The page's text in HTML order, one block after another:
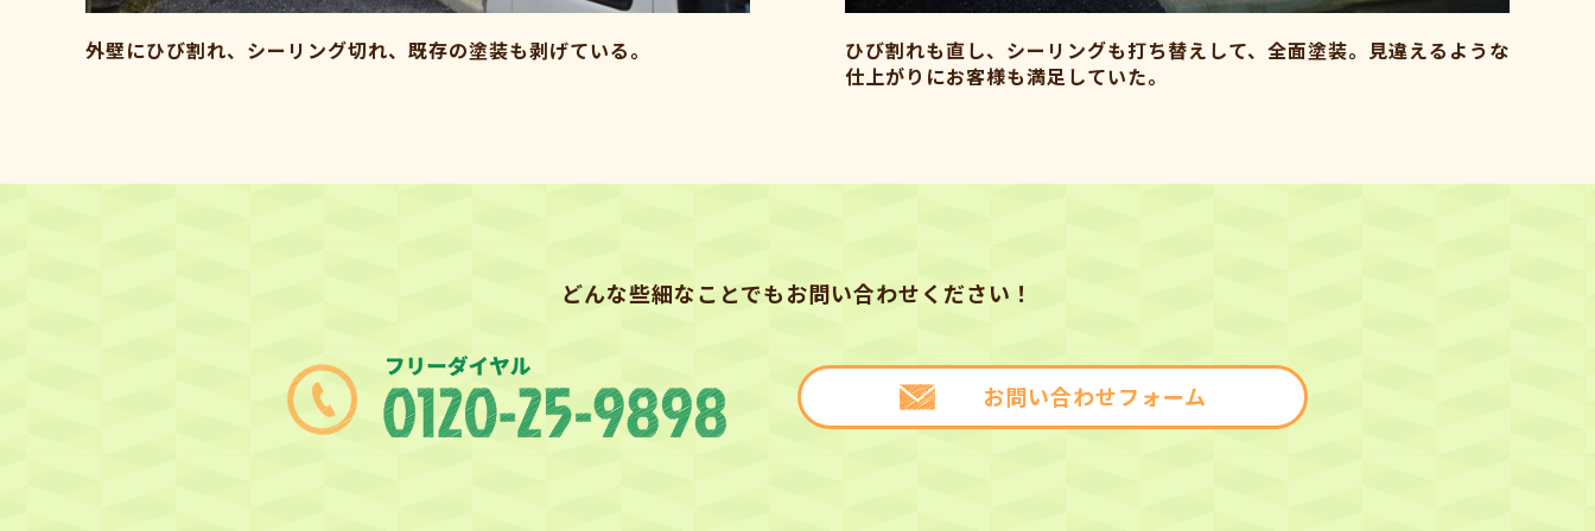
外壁にひび割れ、シーリング切れ、既存の塗装も剥げている。
ひび割れも直し、シーリングも打ち替えして、全面塗装。見違えるような
仕上がりにお客様も満足していた。
どんな些細なことでもお問い合わせください！
お問い合わせフォーム